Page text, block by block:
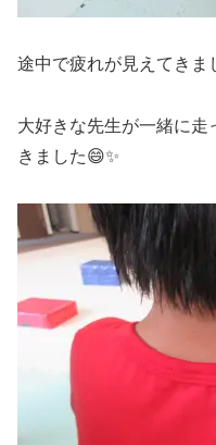
途中で疲れが見えてきま
大好きな先生が一緒に走
きました😄✨